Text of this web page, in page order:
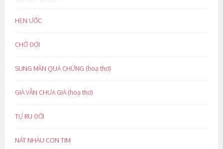
HẸN ƯỚC
CHỜ ĐỢI
SUNG MÃN QUÁ CHỪNG (hoạ thơ)
GIÀ VẪN CHƯA GIÀ (hoạ thơ)
TỰ RU ĐỜI
NÁT NHÀU CON TIM